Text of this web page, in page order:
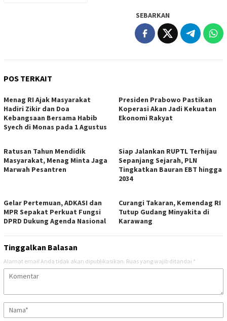
SEBARKAN
POS TERKAIT
Menag RI Ajak Masyarakat
Hadiri Zikir dan Doa
Kebangsaan Bersama Habib
Syech di Monas pada 1 Agustus
Presiden Prabowo Pastikan
Koperasi Akan Jadi Kekuatan
Ekonomi Rakyat
Ratusan Tahun Mendidik
Masyarakat, Menag Minta Jaga
Marwah Pesantren
Siap Jalankan RUPTL Terhijau
Sepanjang Sejarah, PLN
Tingkatkan Bauran EBT hingga
2034
Gelar Pertemuan, ADKASI dan
MPR Sepakat Perkuat Fungsi
DPRD Dukung Agenda Nasional
Curangi Takaran, Kemendag RI
Tutup Gudang Minyakita di
Karawang
Tinggalkan Balasan
Alamat email Anda tidak akan dipublikasikan. Ruas yang wajib ditandai *